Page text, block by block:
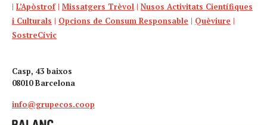
| L’Apòstrof| Missatgers Trèvol | Nusos Activitats Científiques
i Culturals | Opcions de Consum Responsable | Quèviure |
SostreCívic
Casp, 43 baixos
08010 Barcelona
info@grupecos.coop